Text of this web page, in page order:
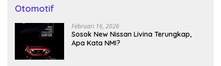
Otomotif
Februari 16, 2026
Sosok New Nissan Livina Terungkap,
Apa Kata NMI?